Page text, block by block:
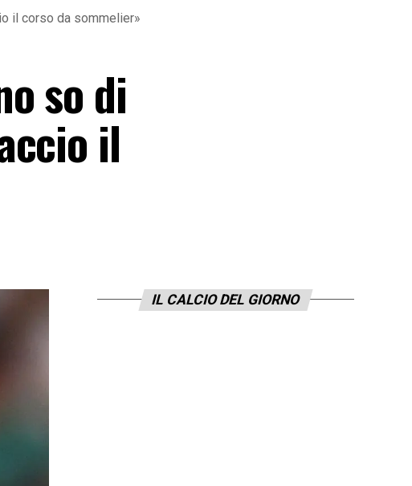
il corso da sommelier»
so di
il
IL CALCIO DEL GIORNO